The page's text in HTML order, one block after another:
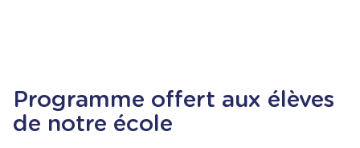
Programme offert aux élèves
de notre école